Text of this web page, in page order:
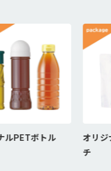
ルPETボトル
オリジ
チ